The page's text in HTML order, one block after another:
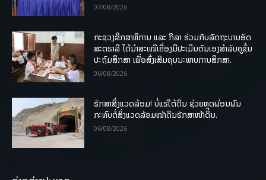
07/08/2026
ກະຊວງສຶກສາທິການ ແລະ ກິລາ ຮ່ວມກັບລັດຖະບານອົດ
ສະຕຣາລີ ໄດ້ນຳສະເໜີເຄື່ອງມືປະເມີນຕົນເອງສຳລັບຄູຊັ້ນ
ປະຖົມສຶກສາ ເພື່ອສົ່ງເສີມຄຸນນະພາບການສຶກສາ.
06/08/2026
ຮັກສາສິ່ງແວດລ້ອມ! ບໍ່ແຮ່ໃຕ້ດິນ ຊ່ວຍຫຼຸດຜ່ອນຜົນ
ກະທົບຕໍ່ສິ່ງແວດລ້ອມໜ້າດິນຮັກສາໜ້າດິນ.
06/08/2026